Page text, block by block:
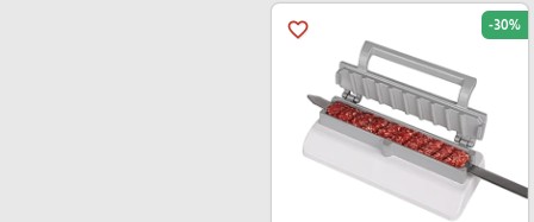
favorite_border -30%